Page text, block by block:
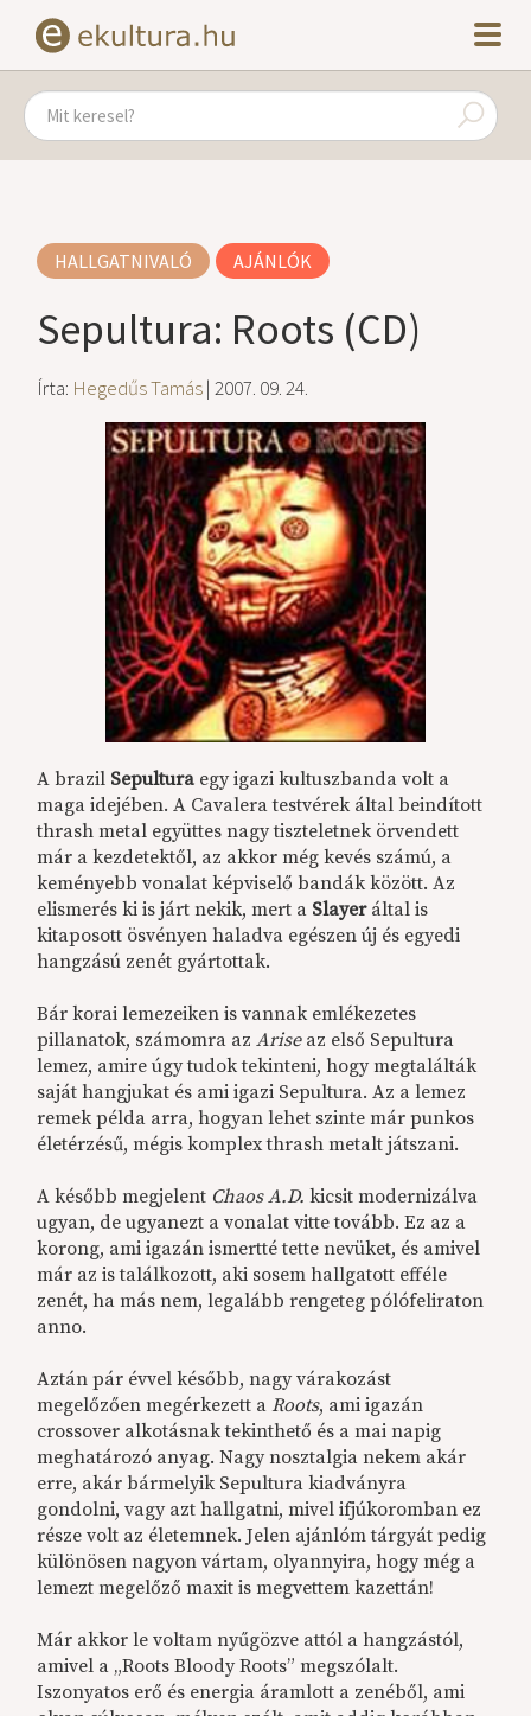
HALLGATNIVALÓ AJÁNLÓK
Sepultura: Roots (CD)
Írta: Hegedűs Tamás| 2007. 09. 24.
A brazil Sepultura egy igazi kultuszbanda volt a
maga idejében. A Cavalera testvérek által beindított
thrash metal együttes nagy tiszteletnek örvendett
már a kezdetektől, az akkor még kevés számú, a
keményebb vonalat képviselő bandák között. Az
elismerés ki is járt nekik, mert a Slayeráltal is
kitaposott ösvényen haladva egészen új és egyedi
hangzású zenét gyártottak.
Bár korai lemezeiken is vannak emlékezetes
pillanatok, számomra azAriseaz első Sepultura
lemez, amire úgy tudok tekinteni, hogy megtalálták
saját hangjukat és ami igazi Sepultura. Az a lemez
remek példa arra, hogyan lehet szinte már punkos
életérzésű, mégis komplex thrash metalt játszani.
A később megjelent Chaos A.D.kicsit modernizálva
ugyan, de ugyanezt a vonalat vitte tovább. Ez az a
korong, ami igazán ismertté tette nevüket, és amivel
már az is találkozott, aki sosem hallgatott efféle
zenét, ha más nem, legalább rengeteg pólófeliraton
anno.
Aztán pár évvel később, nagy várakozást
megelőzően megérkezett aRoots, ami igazán
crossover alkotásnak tekinthető és a mai napig
meghatározó anyag. Nagy nosztalgia nekem akár
erre, akár bármelyik Sepultura kiadványra
gondolni, vagy azt hallgatni, mivel ifjúkoromban ez
része volt az életemnek. Jelen ajánlóm tárgyát pedig
különösen nagyon vártam, olyannyira, hogy még a
lemezt megelőző maxit is megvettem kazettán!
Már akkor le voltam nyűgözve attól a hangzástól,
amivel a „Roots Bloody Roots” megszólalt.
Iszonyatos erő és energia áramlott a zenéből, ami